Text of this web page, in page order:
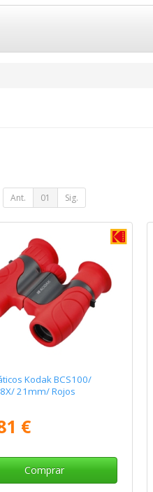
Ant. 01 Sig.
Kodak BCS100/
21mm/ Rojos
€
Comprar